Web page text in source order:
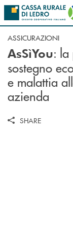
Salta al contenuto
ASSICURAZIONI
AsSìYou: la
sostegno
e malattia
azienda
SHARE